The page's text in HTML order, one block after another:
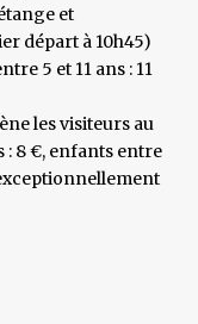
et
départ à 10h45)
5 et 11 ans : 11
les visiteurs au
8 €, enfants entre